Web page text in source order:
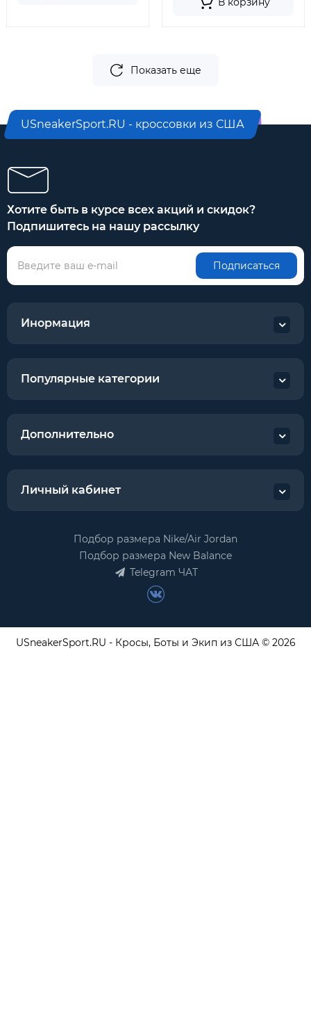
Показать еще
USneakerSport.RU - кроссовки из США
Хотите быть в курсе всех акций и скидок?
Подпишитесь на нашу рассылку
Подписаться
Инормация
Популярные категории
Дополнительно
Личный кабинет
Подбор размера Nike/Air Jordan
Подбор размера New Balance
Telegram ЧАТ
USneakerSport.RU - Кросы, Боты и Экип из США © 2026